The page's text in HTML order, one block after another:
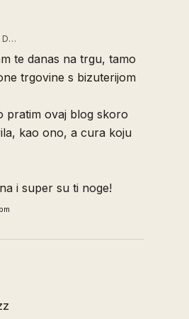
te danas na trgu, tamo
trgovine s bizuterijom
pratim ovaj blog skoro
kao ono, a cura koju
i super su ti noge!